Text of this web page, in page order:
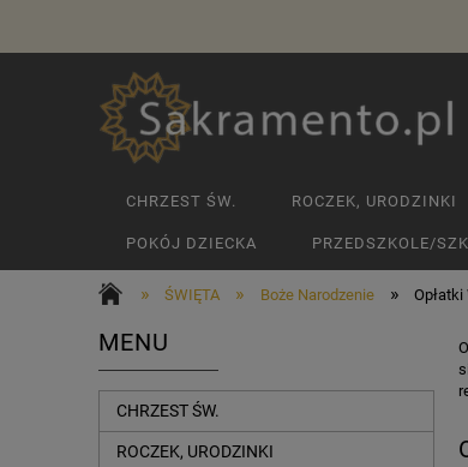
CHRZEST ŚW. ROCZEK, URODZINKI
POKÓJ DZIECKA PRZEDSZKOLE/
» ŚWIĘTA » Boże Narodzenie »
MENU
CHRZEST ŚW.
ROCZEK, URODZINKI